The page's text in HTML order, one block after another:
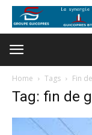
Home Tags Fin
Tag: fin de